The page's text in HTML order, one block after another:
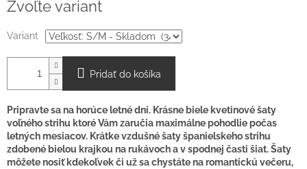
cena:
Zvoľte variant
Variant
Pridať do košíka
Pripravte sa na horúce letné dni. Krásne biele kvetinové šaty
voľného strihu ktoré Vám zaručia maximálne pohodlie počas
letných mesiacov. Krátke vzdušné šaty španielskeho strihu
zdobené bielou krajkou na rukávoch a v spodnej časti šiat. Šaty
môžete nosiť kdekoľvek či už sa chystáte na romantickú večeru,